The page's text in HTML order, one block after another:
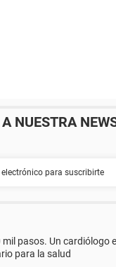
NUESTRA
mil pasos. Un cardiólogo
para la salud